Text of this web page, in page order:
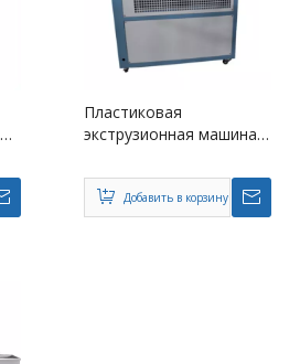
Пластиковая
экструзионная машина,
охлаждения,
промышленный
охладитель,
Добавить в корзину